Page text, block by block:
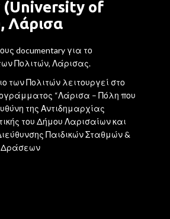
(University of
Λάρισα
documentary για το
Πολιτών, Λάρισας.
των Πολιτών λειτουργεί στο
“Λάρισα – Πόλη που
της Αντιδημαρχίας
του Δήμου Λαρισαίων και
Παιδικών Σταθμών &
Δράσεων